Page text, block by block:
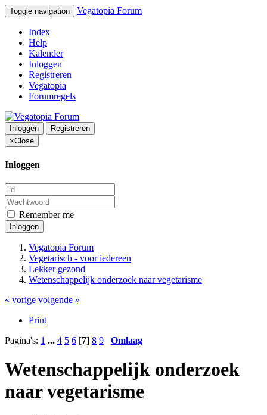
Toggle navigation Vegatopia Forum
Index
Help
Kalender
Inloggen
Registreren
Vegatopia
Forumregels
Inloggen
Registreren
×Close
Inloggen
Remember me
Inloggen
Vegatopia Forum
Vegetarisch - voor iedereen
Lekker gezond
Wetenschappelijk onderzoek naar vegetarisme
« vorige volgende »
Print
Pagina's: 1 ... 4 5 6 [7] 8 9 Omlaag
Wetenschappelijk onderzoek
naar vegetarisme